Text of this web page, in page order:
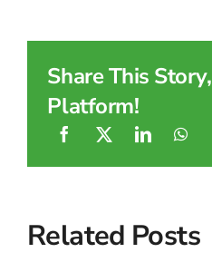
Share This
Platform!
Related Posts